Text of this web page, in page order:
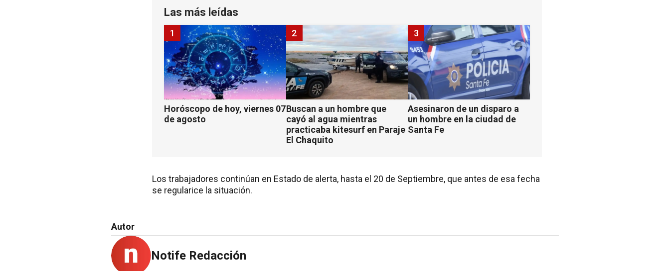
Las más leídas
Horóscopo de hoy, viernes 07
de agosto
1
Buscan a un hombre que
cayó al agua mientras
practicaba kitesurf en Paraje
El Chaquito
2
Asesinaron de un disparo a
un hombre en la ciudad de
Santa Fe
3
Los trabajadores continúan en Estado de alerta, hasta el 20 de Septiembre, que antes de esa fecha
se regularice la situación.
Autor
Notife Redacción